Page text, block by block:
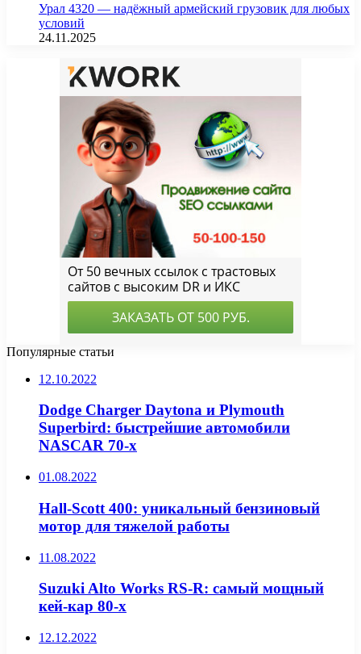
Урал 4320 — надёжный армейский грузовик для любых
условий
24.11.2025
Популярные статьи
12.10.2022
Dodge Charger Daytona и Plymouth
Superbird: быстрейшие автомобили
NASCAR 70-х
01.08.2022
Hall-Scott 400: уникальный бензиновый
мотор для тяжелой работы
11.08.2022
Suzuki Alto Works RS-R: самый мощный
кей-кар 80-х
12.12.2022